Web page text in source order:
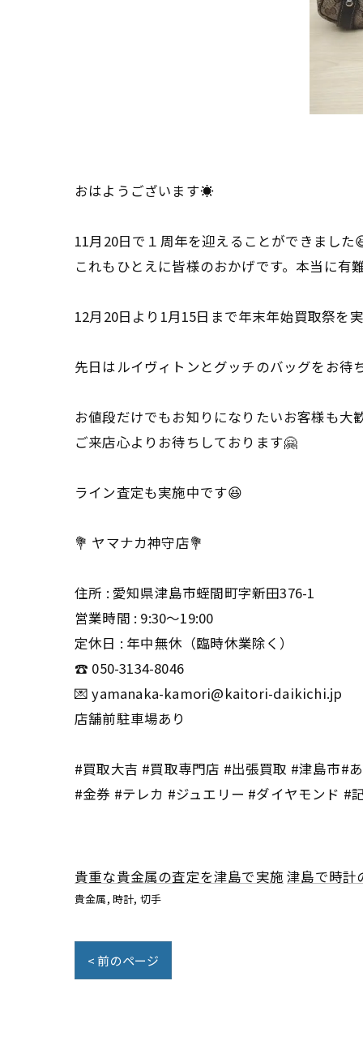
おはようございます☀
11月20日で１周年を迎えることができました
これもひとえに皆様のおかげです。本当に有
12月20日より1月15日まで年末年始買取祭を
先日はルイヴィトンとグッチのバッグをお待
お値段だけでもお知りになりたいお客様も
ご来店心よりお待ちしております🤗
ライン査定も実施中です😆
💐 ヤマナカ神守店💐
住所 : 愛知県津島市蛭間町字新田376-1
営業時間 : 9:30〜19:00
定休日 : 年中無休（臨時休業除く）
☎️ 050-3134-8046
💌 yamanaka-kamori@kaitori-daikichi.jp
店舗前駐車場あり
#買取大吉 #買取専門店 #出張買取 #津島市#
#金券 #テレカ #ジュエリー #ダイヤモンド #
貴重な貴金属の査定を津島で実施 津島で時計
貴金属 時計 切手
< 前のページ